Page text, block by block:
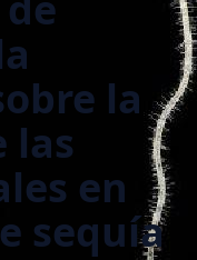
la
las
en
sequía